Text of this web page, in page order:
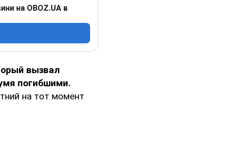
на OBOZ.UA в
вызвал
погибшими.
на тот момент